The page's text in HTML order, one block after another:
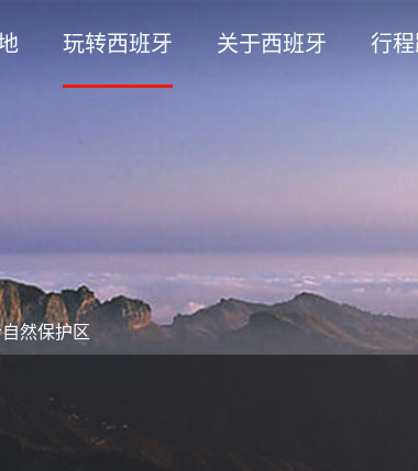
玩转西班牙 关于西班牙 行
然保护区